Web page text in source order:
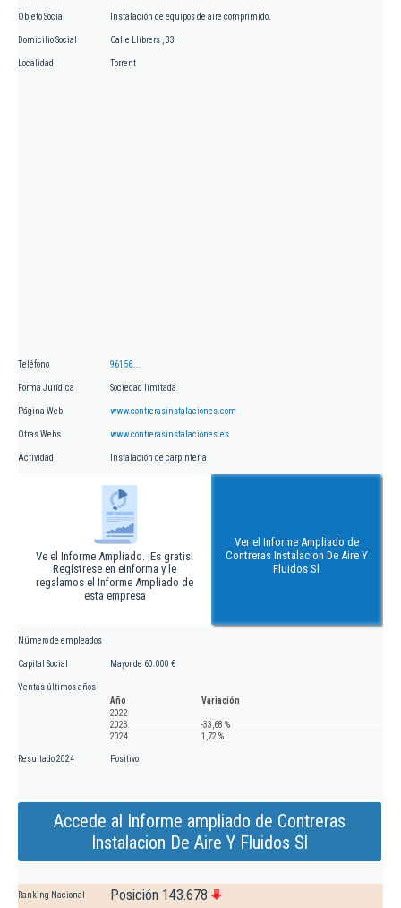
Objeto Social Instalación de equipos de aire comprimido.
Domicilio Social Calle Llibrers , 33
Localidad Torrent
Teléfono 96156...
Forma Jurídica Sociedad limitada
Página Web www.contrerasinstalaciones.com
Otras Webs www.contrerasinstalaciones.es
Actividad Instalación de carpintería
Ve el Informe Ampliado. ¡Es gratis!
Regístrese en eInforma y le
regalamos el Informe Ampliado de
esta empresa
Ver el Informe Ampliado de
Contreras Instalacion De Aire Y
Fluidos Sl
Número de empleados
Capital Social Mayor de 60.000 €
Ventas últimos años
Año
Variación
2022
2023
-33,68 %
2024
1,72 %
Resultado 2024 Positivo
Accede al Informe ampliado de Contreras
Instalacion De Aire Y Fluidos Sl
Ranking Nacional Posición 143.678